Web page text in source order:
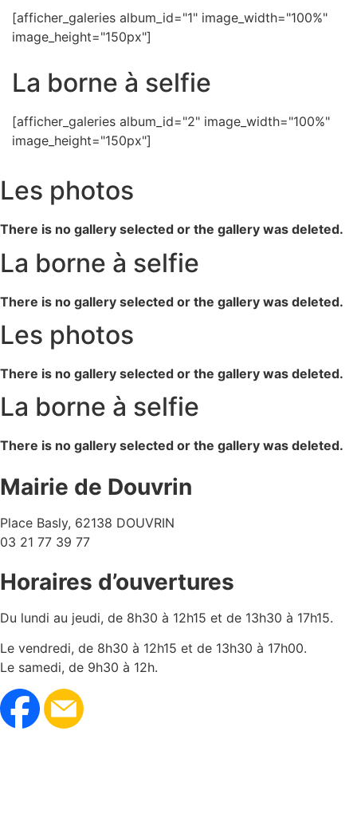
[afficher_galeries album_id="1" image_width="100%"
image_height="150px"]
La borne à selfie
[afficher_galeries album_id="2" image_width="100%"
image_height="150px"]
Les photos
There is no gallery selected or the gallery was deleted.
La borne à selfie
There is no gallery selected or the gallery was deleted.
Les photos
There is no gallery selected or the gallery was deleted.
La borne à selfie
There is no gallery selected or the gallery was deleted.
Mairie de Douvrin
Place Basly, 62138 DOUVRIN
03 21 77 39 77
Horaires d’ouvertures
Du lundi au jeudi, de 8h30 à 12h15 et de 13h30 à 17h15.
Le vendredi, de 8h30 à 12h15 et de 13h30 à 17h00.
Le samedi, de 9h30 à 12h.